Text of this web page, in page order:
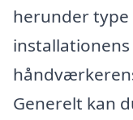
herunder
Generelt kan